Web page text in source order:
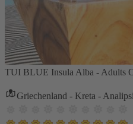
TUI BLUE Insula Alba - Adults
Griechenland - Kreta -